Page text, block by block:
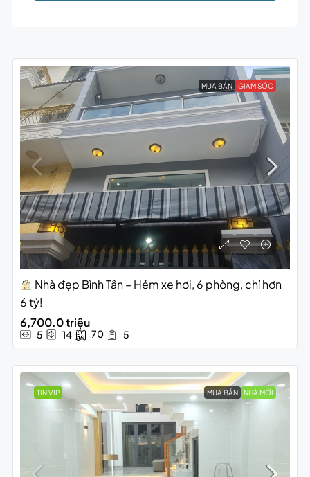
MUA BÁN GIẢM SỐC
Nhà đẹp Bình Tân – Hẻm xe hơi, 6 phòng, chỉ hơn
6 tỷ!
6,700.0 triệu
5 14 70 5
TIN VIP MUA BÁN NHÀ MỚI